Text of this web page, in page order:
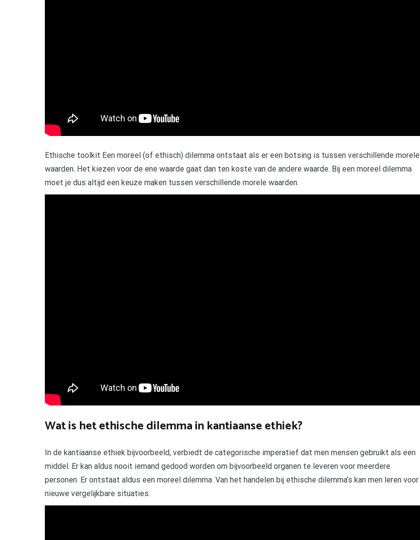
Ethische toolkit Een moreel (of ethisch) dilemma ontstaat als er een botsing is tussen verschillende morele
waarden. Het kiezen voor de ene waarde gaat dan ten koste van de andere waarde. Bij een moreel dilemma
moet je dus altijd een keuze maken tussen verschillende morele waarden.
Wat is het ethische dilemma in kantiaanse ethiek?
In de kantiaanse ethiek bijvoorbeeld, verbiedt de categorische imperatief dat men mensen gebruikt als een
middel. Er kan aldus nooit iemand gedood worden om bijvoorbeeld organen te leveren voor meerdere
personen. Er ontstaat aldus een moreel dilemma. Van het handelen bij ethische dilemma’s kan men leren voor
nieuwe vergelijkbare situaties.